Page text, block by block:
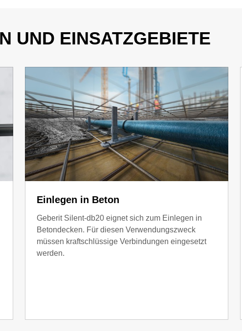
UND EINSATZGEBIETE
Einlegen in Beton
Geberit Silent-db20 eignet sich zum Einlegen in
Betondecken. Für diesen Verwendungszweck
müssen kraftschlüssige Verbindungen eingesetzt
werden.